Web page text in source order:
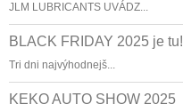
JLM LUBRICANTS UVÁDZ...
BLACK FRIDAY 2025 je tu!
Tri dni najvýhodnejš...
KEKO AUTO SHOW 2025